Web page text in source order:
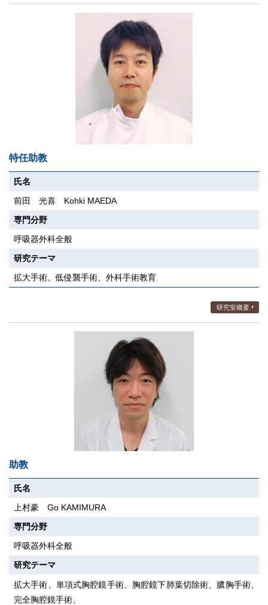
特任助教
氏名
前田 光喜 Kohki MAEDA
専門分野
呼吸器外科全般
研究テーマ
拡大手術、低侵襲手術、外科手術教育
研究室概要
助教
氏名
上村豪 Go KAMIMURA
専門分野
呼吸器外科全般
研究テーマ
拡大手術、単項式胸腔鏡手術、胸腔鏡下肺葉切除術、膿胸手術、
完全胸腔鏡手術、